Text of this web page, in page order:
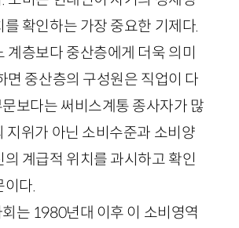
확인하는 가장 중요한 기제다.
계층보다 중산층에게 더욱 의미
면 중산층의 구성원은 직업이 다
보다는 써비스계통 종사자가 많
지위가 아닌 소비수준과 소비양
의 계급적 위치를 과시하고 확인
이다.
는 1980년대 이후 이 소비영역